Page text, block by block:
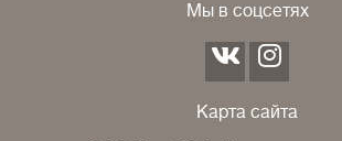
Мы в соцсетях
Карта сайта